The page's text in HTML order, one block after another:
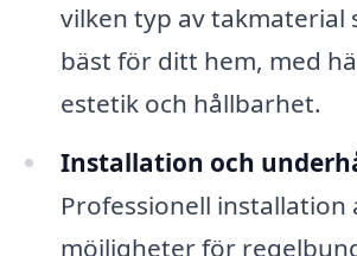
vilken typ av takmaterial
bäst för ditt hem, med
estetik och hållbarhet.
Installation och
Professionell installation
möjligheter för